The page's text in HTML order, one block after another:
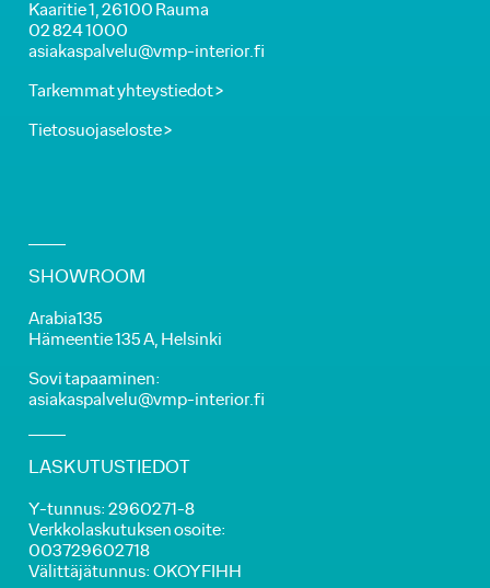
Kaaritie 1, 26100 Rauma
02 824 1000
asiakaspalvelu@vmp-interior.fi
Tarkemmat yhteystiedot >
Tietosuojaseloste >
SHOWROOM
Arabia135
Hämeentie 135 A, Helsinki
Sovi tapaaminen:
asiakaspalvelu@vmp-interior.fi
LASKUTUSTIEDOT
Y-tunnus: 2960271-8
Verkkolaskutuksen osoite:
003729602718
Välittäjätunnus: OKOYFIHH